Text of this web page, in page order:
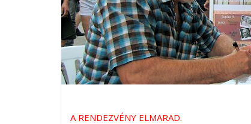
A RENDEZVÉNY ELMARAD.